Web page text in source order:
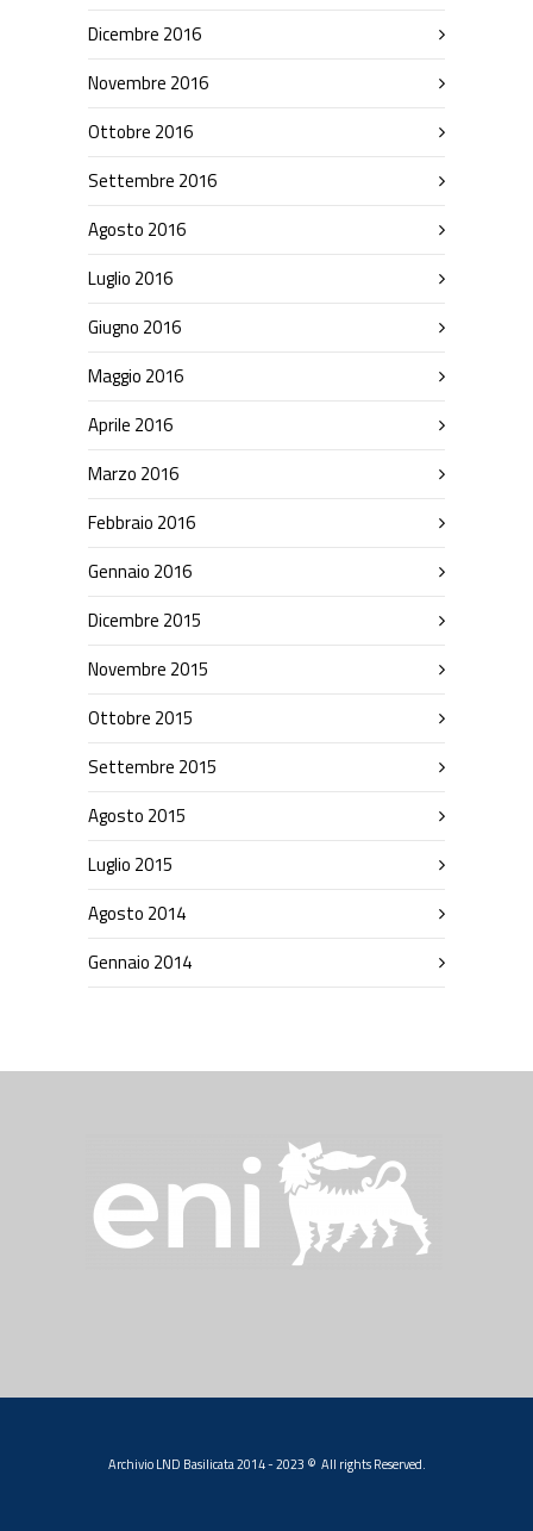
Dicembre 2016
Novembre 2016
Ottobre 2016
Settembre 2016
Agosto 2016
Luglio 2016
Giugno 2016
Maggio 2016
Aprile 2016
Marzo 2016
Febbraio 2016
Gennaio 2016
Dicembre 2015
Novembre 2015
Ottobre 2015
Settembre 2015
Agosto 2015
Luglio 2015
Agosto 2014
Gennaio 2014
Archivio LND Basilicata 2014 - 2023 © All rights Reserved.